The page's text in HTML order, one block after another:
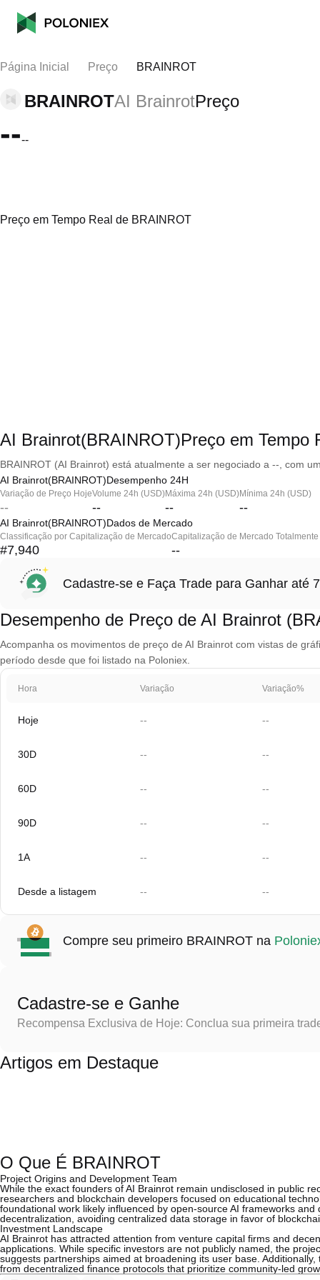
Página Inicial Preço BRAINROT
BRAINROTAI BrainrotPreço
----
Preço em Tempo Real de BRAINROT
AI Brainrot(BRAINROT)Preço em Tempo
BRAINROT (AI Brainrot) está atualmente a ser negociado a --, com
AI Brainrot(BRAINROT)Desempenho 24H
Variação de Preço Hoje
--
Volume 24h (USD)
--
Máxima 24h (USD)
--
Mínima 24h (USD)
--
AI Brainrot(BRAINROT)Dados de Mercado
Classificação por Capitalização de Mercado
#7,940
Capitalização de Mercado
--
Cadastre-se e Faça Trade para Ganhar até
Desempenho de Preço de AI Brainrot
Acompanha os movimentos de preço de AI Brainrot com vistas de
período desde que foi listado na Poloniex.
Hora Variação Variação%
Hoje -- --
30D -- --
60D -- --
90D -- --
1A -- --
Desde a listagem -- --
Compre seu primeiro BRAINROT na
Cadastre-se e Ganhe
Recompensa Exclusiva de Hoje: Conclua sua primeira
Artigos em Destaque
O Que É BRAINROT
Project Origins and Development Team
While the exact founders of AI Brainrot remain undisclosed in public
researchers and blockchain developers focused on educational
foundational work likely influenced by open-source AI frameworks
decentralization, avoiding centralized data storage in favor of
Investment Landscape
AI Brainrot has attracted attention from venture capital firms and
applications. While specific investors are not publicly named, the
suggests partnerships aimed at broadening its user base.
from decentralized finance protocols that prioritize community-led